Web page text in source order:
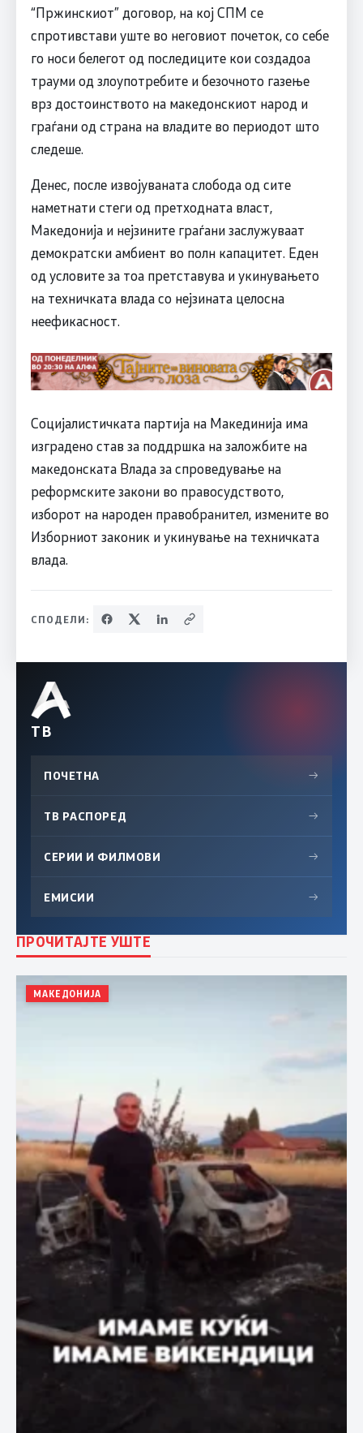
“Пржинскиот” договор, на кој СПМ се
спротивстави уште во неговиот почеток, со себе
го носи белегот од последиците кои создадоа
трауми од злоупотребите и безочното газење
врз достоинството на македонскиот народ и
граѓани од страна на владите во периодот што
следеше.
Денес, после извојуваната слобода од сите
наметнати стеги од претходната власт,
Македонија и нејзините граѓани заслужуваат
демократски амбиент во полн капацитет. Еден
од условите за тоа претставува и укинувањето
на техничката влада со нејзината целосна
неефикасност.
Социјалистичката партија на Макединија има
изградено став за поддршка на заложбите на
македонската Влада за спроведување на
реформските закони во правосудството,
изборот на народен правобранител, измените во
Изборниот законик и укинување на техничката
влада.
СПОДЕЛИ:
ТВ
ПОЧЕТНА →
ТВ РАСПОРЕД →
СЕРИИ И ФИЛМОВИ →
ЕМИСИИ →
ПРОЧИТАЈТЕ УШТЕ
МАКЕДОНИЈА